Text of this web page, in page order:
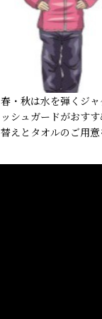
春・秋は水を弾くジ
ッシュガードがおす
替えとタオルのご用意